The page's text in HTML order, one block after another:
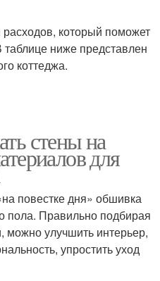
который поможет
ниже представлен
коттеджа.
стены на
для
повестке дня» обшивка
пола. Правильно подбирая
можно улучшить интерьер,
упростить уход